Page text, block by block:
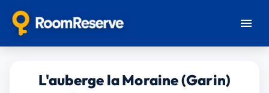
L'auberge la Moraine (Garin)